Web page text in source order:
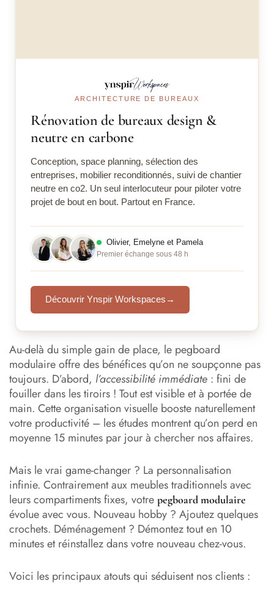
ARCHITECTURE DE BUREAUX
Rénovation de bureaux design &
neutre en carbone
Conception, space planning, sélection des
entreprises, mobilier reconditionnés, suivi de chantier
neutre en co2. Un seul interlocuteur pour piloter votre
projet de bout en bout. Partout en France.
Olivier, Emelyne et Pamela
Premier échange sous 48 h
Découvrir Ynspir Workspaces →
Au-delà du simple gain de place, le pegboard
modulaire offre des bénéfices qu’on ne soupçonne pas
toujours. D’abord, l’accessibilité immédiate : fini de
fouiller dans les tiroirs ! Tout est visible et à portée de
main. Cette organisation visuelle booste naturellement
votre productivité – les études montrent qu’on perd en
moyenne 15 minutes par jour à chercher nos affaires.
Mais le vrai game-changer ? La personnalisation
infinie. Contrairement aux meubles traditionnels avec
leurs compartiments fixes, votre pegboard modulaire
évolue avec vous. Nouveau hobby ? Ajoutez quelques
crochets. Déménagement ? Démontez tout en 10
minutes et réinstallez dans votre nouveau chez-vous.
Voici les principaux atouts qui séduisent nos clients :